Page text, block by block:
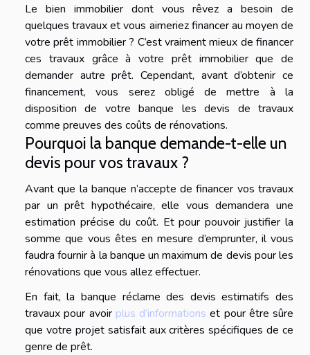
Le bien immobilier dont vous rêvez a besoin de
quelques travaux et vous aimeriez financer au moyen de
votre prêt immobilier ? C’est vraiment mieux de financer
ces travaux grâce à votre prêt immobilier que de
demander autre prêt. Cependant, avant d’obtenir ce
financement, vous serez obligé de mettre à la
disposition de votre banque les devis de travaux
comme preuves des coûts de rénovations.
Pourquoi la banque demande-t-elle un
devis pour vos travaux ?
Avant que la banque n’accepte de financer vos travaux
par un prêt hypothécaire, elle vous demandera une
estimation précise du coût. Et pour pouvoir justifier la
somme que vous êtes en mesure d’emprunter, il vous
faudra fournir à la banque un maximum de devis pour les
rénovations que vous allez effectuer.
En fait, la banque réclame des devis estimatifs des
travaux pour avoir plus d’informations et pour être sûre
que votre projet satisfait aux critères spécifiques de ce
genre de prêt.